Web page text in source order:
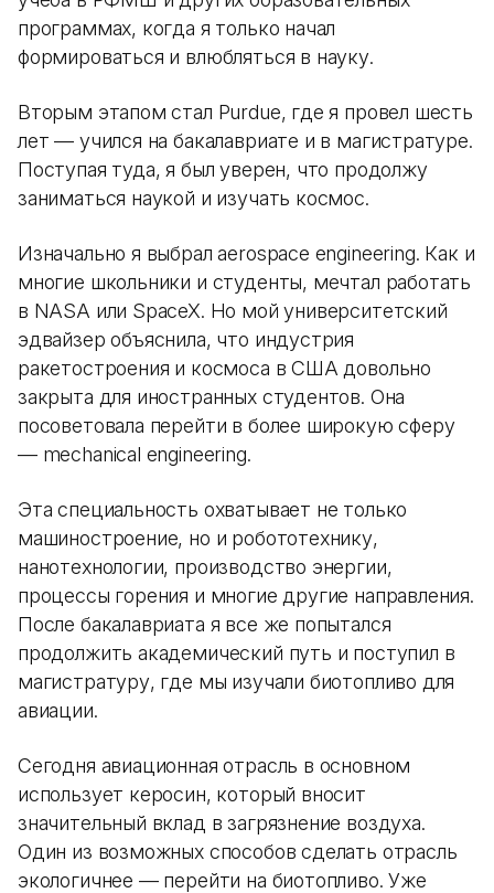
программах, когда я только начал
формироваться и влюбляться в науку.
Вторым этапом стал Purdue, где я провел шесть
лет — учился на бакалавриате и в магистратуре.
Поступая туда, я был уверен, что продолжу
заниматься наукой и изучать космос.
Изначально я выбрал aerospace engineering. Как и
многие школьники и студенты, мечтал работать
в NASA или SpaceX. Но мой университетский
эдвайзер объяснила, что индустрия
ракетостроения и космоса в США довольно
закрыта для иностранных студентов. Она
посоветовала перейти в более широкую сферу
— mechanical engineering.
Эта специальность охватывает не только
машиностроение, но и робототехнику,
нанотехнологии, производство энергии,
процессы горения и многие другие направления.
После бакалавриата я все же попытался
продолжить академический путь и поступил в
магистратуру, где мы изучали биотопливо для
авиации.
Сегодня авиационная отрасль в основном
использует керосин, который вносит
значительный вклад в загрязнение воздуха.
Один из возможных способов сделать отрасль
экологичнее — перейти на биотопливо. Уже